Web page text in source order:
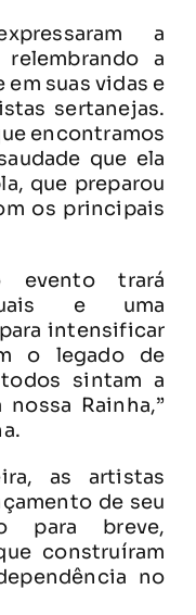
a
a
suas vidas e
sertanejas.
encontramos
que ela
que preparou
os principais
evento trará
e uma
intensificar
o legado de
sintam a
Rainha,”
as artistas
de seu
para breve,
construíram
no